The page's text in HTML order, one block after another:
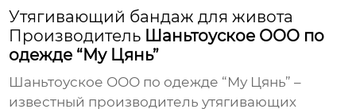
Утягивающий бандаж для живота
Производитель Шаньтоуское ООО по
одежде “Му Цянь”
Шаньтоуское ООО по одежде “Му Цянь” –
известный производитель утягивающих